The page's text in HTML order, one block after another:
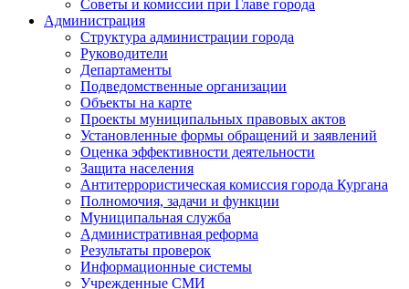
Советы и комиссии при Главе города
Администрация
Структура администрации города
Руководители
Департаменты
Подведомственные организации
Объекты на карте
Проекты муниципальных правовых актов
Установленные формы обращений и заявлений
Оценка эффективности деятельности
Защита населения
Антитеррористическая комиссия города Кургана
Полномочия, задачи и функции
Муниципальная служба
Административная реформа
Результаты проверок
Информационные системы
Учрежденные СМИ